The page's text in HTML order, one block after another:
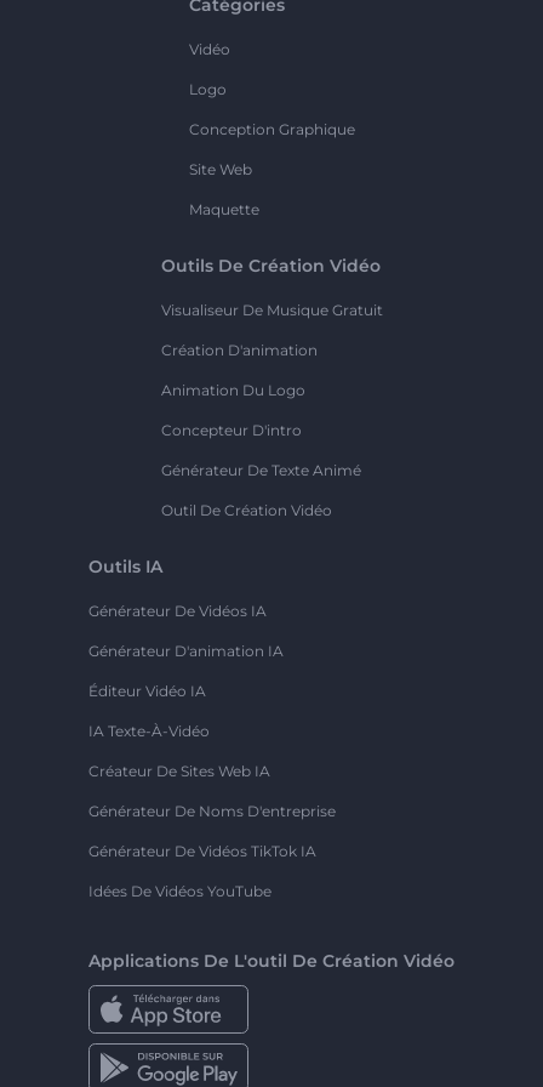
Catégories
Vidéo
Logo
Conception Graphique
Site Web
Maquette
Outils De Création Vidéo
Visualiseur De Musique Gratuit
Création D'animation
Animation Du Logo
Concepteur D'intro
Générateur De Texte Animé
Outil De Création Vidéo
Outils IA
Générateur De Vidéos IA
Générateur D'animation IA
Éditeur Vidéo IA
IA Texte-À-Vidéo
Créateur De Sites Web IA
Générateur De Noms D'entreprise
Générateur De Vidéos TikTok IA
Idées De Vidéos YouTube
Applications De L'outil De Création Vidéo